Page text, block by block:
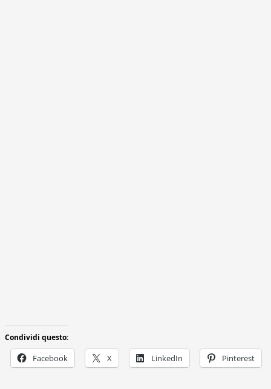
Condividi questo:
Facebook X LinkedIn Pinterest